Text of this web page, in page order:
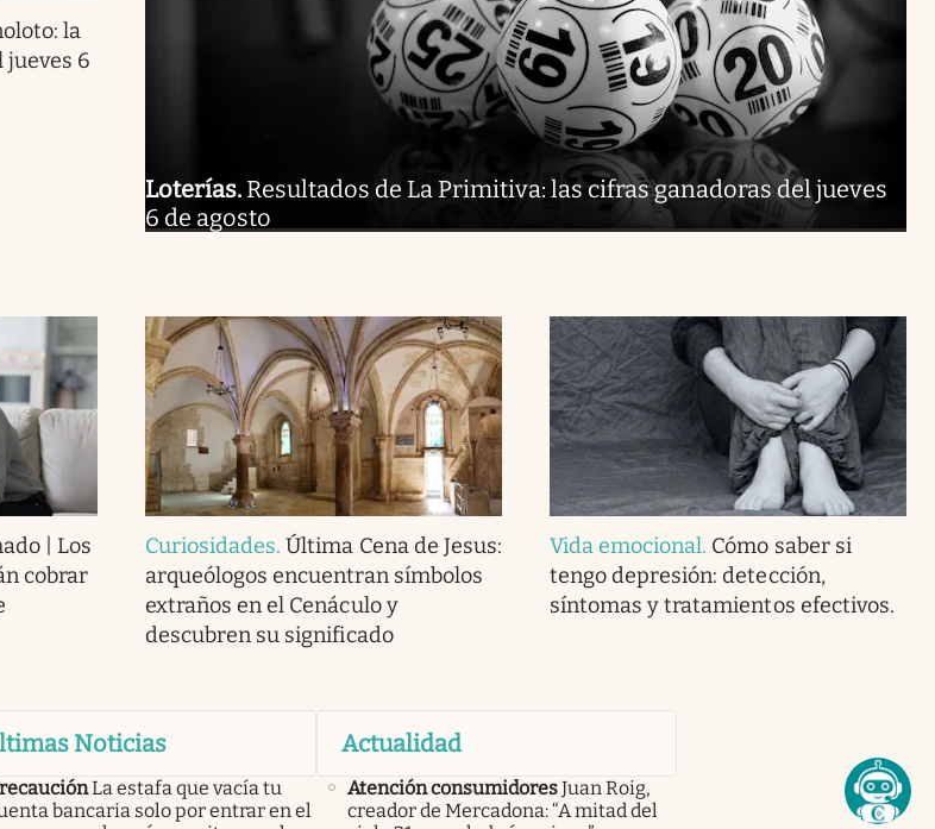
la
jueves 6
Loterías. Resultados de La Primitiva: las cifras ganadoras del jueves
6 de agosto
| Los
cobrar
Curiosidades.Última Cena de Jesus:
arqueólogos encuentran símbolos
extraños en el Cenáculo y
descubren su significado
Vida emocional. Cómo saber si
tengo depresión: detección,
síntomas y tratamientos efectivos.
Noticias
La estafa que vacía tu
bancaria solo por entrar en el
Actualidad
Atención consumidoresJuan Roig,
creador de Mercadona: “A mitad del